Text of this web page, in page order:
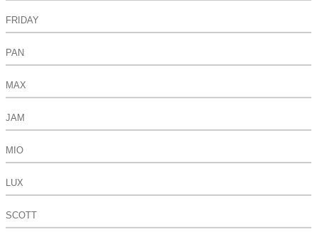
FRIDAY
PAN
MAX
JAM
MIO
LUX
SCOTT